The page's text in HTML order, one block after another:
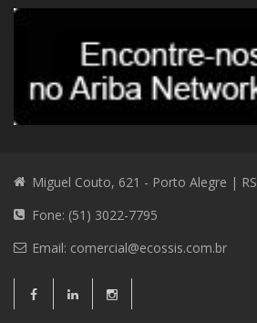
Miguel Couto, 621 - Porto Alegre | RS
Fone: (51) 3022-7795
Email: comercial@ecossis.com.br